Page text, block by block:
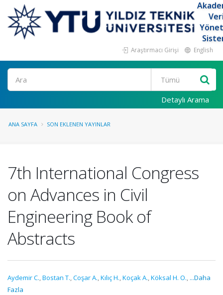
Araştırmacı Girişi English
Ara
Detaylı Arama
ANA SAYFA SON EKLENEN YAYINLAR
7th International Congress
on Advances in Civil
Engineering Book of
Abstracts
Aydemir C.,Bostan T.,Coşar A.,Kılıç H.,Koçak A.,Köksal H. O., ...Daha
Fazla